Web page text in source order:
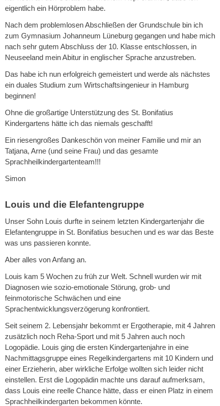
eigentlich ein Hörproblem habe.
Nach dem problemlosen Abschließen der Grundschule bin ich
zum Gymnasium Johanneum Lüneburg gegangen und habe mich
nach sehr gutem Abschluss der 10. Klasse entschlossen, in
Neuseeland mein Abitur in englischer Sprache anzustreben.
Das habe ich nun erfolgreich gemeistert und werde als nächstes
ein duales Studium zum Wirtschaftsingenieur in Hamburg
beginnen!
Ohne die großartige Unterstützung des St. Bonifatius
Kindergartens hätte ich das niemals geschafft!
Ein riesengroßes Dankeschön von meiner Familie und mir an
Tatjana, Arne (und seine Frau) und das gesamte
Sprachheilkindergartenteam!!!
Simon
Louis und die Elefantengruppe
Unser Sohn Louis durfte in seinem letzten Kindergartenjahr die
Elefantengruppe in St. Bonifatius besuchen und es war das Beste
was uns passieren konnte.
Aber alles von Anfang an.
Louis kam 5 Wochen zu früh zur Welt. Schnell wurden wir mit
Diagnosen wie sozio-emotionale Störung, grob- und
feinmotorische Schwächen und eine
Sprachentwicklungsverzögerung konfrontiert.
Seit seinem 2. Lebensjahr bekommt er Ergotherapie, mit 4 Jahren
zusätzlich noch Reha-Sport und mit 5 Jahren auch noch
Logopädie. Louis ging die ersten Kindergartenjahre in eine
Nachmittagsgruppe eines Regelkindergartens mit 10 Kindern und
einer Erzieherin, aber wirkliche Erfolge wollten sich leider nicht
einstellen. Erst die Logopädin machte uns darauf aufmerksam,
dass Louis eine reelle Chance hätte, dass er einen Platz in einem
Sprachheilkindergarten bekommen könnte.